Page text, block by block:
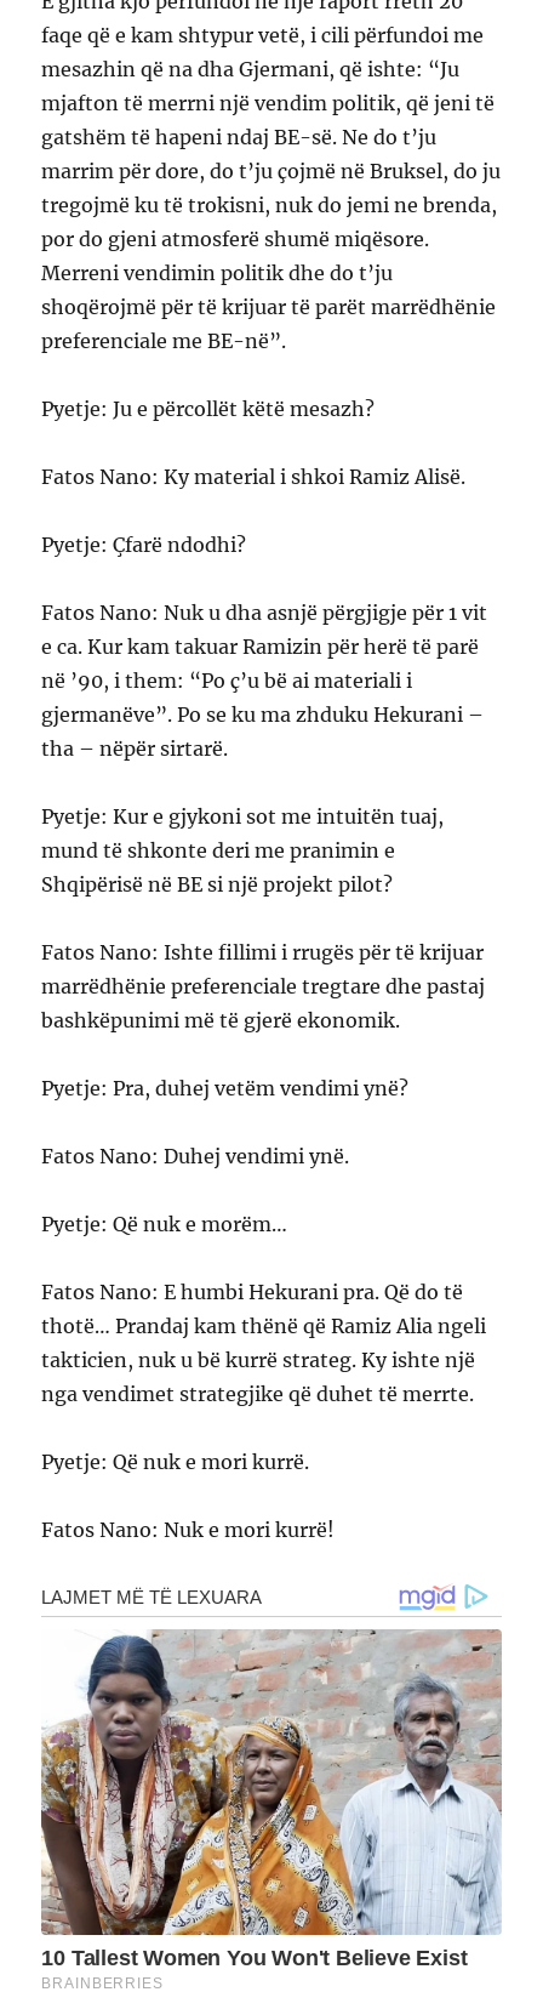
faqe që e kam shtypur vetë, i cili përfundoi me
mesazhin që na dha Gjermani, që ishte: “Ju
mjafton të merrni një vendim politik, që jeni të
gatshëm të hapeni ndaj BE-së. Ne do t’ju
marrim për dore, do t’ju çojmë në Bruksel, do ju
tregojmë ku të trokisni, nuk do jemi ne brenda,
por do gjeni atmosferë shumë miqësore.
Merreni vendimin politik dhe do t’ju
shoqërojmë për të krijuar të parët marrëdhënie
preferenciale me BE-në”.
Pyetje: Ju e përcollët këtë mesazh?
Fatos Nano: Ky material i shkoi Ramiz Alisë.
Pyetje: Çfarë ndodhi?
Fatos Nano: Nuk u dha asnjë përgjigje për 1 vit
e ca. Kur kam takuar Ramizin për herë të parë
në ’90, i them: “Po ç’u bë ai materiali i
gjermanëve”. Po se ku ma zhduku Hekurani –
tha – nëpër sirtarë.
Pyetje: Kur e gjykoni sot me intuitën tuaj,
mund të shkonte deri me pranimin e
Shqipërisë në BE si një projekt pilot?
Fatos Nano: Ishte fillimi i rrugës për të krijuar
marrëdhënie preferenciale tregtare dhe pastaj
bashkëpunimi më të gjerë ekonomik.
Pyetje: Pra, duhej vetëm vendimi ynë?
Fatos Nano: Duhej vendimi ynë.
Pyetje: Që nuk e morëm…
Fatos Nano: E humbi Hekurani pra. Që do të
thotë… Prandaj kam thënë që Ramiz Alia ngeli
takticien, nuk u bë kurrë strateg. Ky ishte një
nga vendimet strategjike që duhet të merrte.
Pyetje: Që nuk e mori kurrë.
Fatos Nano: Nuk e mori kurrë!